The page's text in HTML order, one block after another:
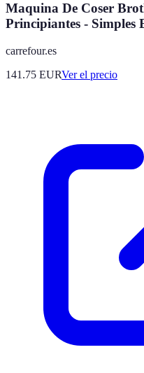
Maquina De Coser
Principiantes - Simples
carrefour.es
141.75 EURVer el precio